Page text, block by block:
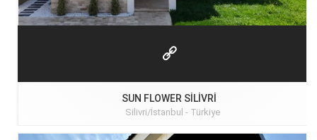
SUN FLOWER SILIVRI
Silivri/İstanbul - Türkiye